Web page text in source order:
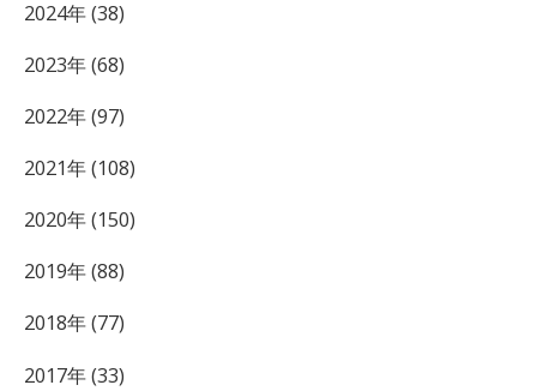
2024年 (38)
2023年 (68)
2022年 (97)
2021年 (108)
2020年 (150)
2019年 (88)
2018年 (77)
2017年 (33)